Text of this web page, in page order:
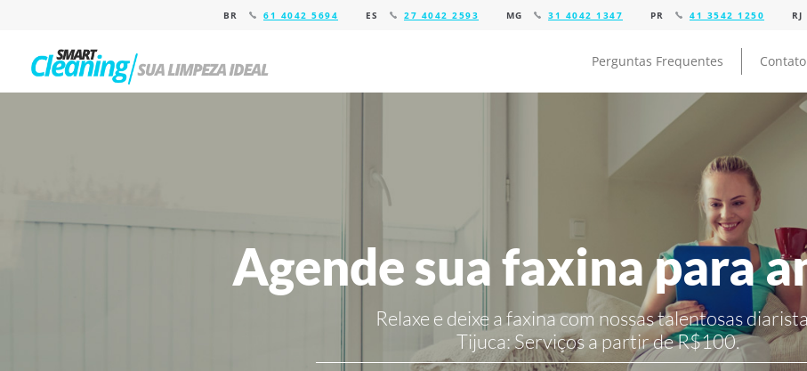
BR 61 4042 5694 ES 27 4042 2593 MG 31 4042 1347 PR 41 3542 1250 RJ
Perguntas Frequentes Contato
Agende sua faxina para
Relaxe e deixe a faxina com nossas talentosas
Tijuca:Serviços a partir de R$100.